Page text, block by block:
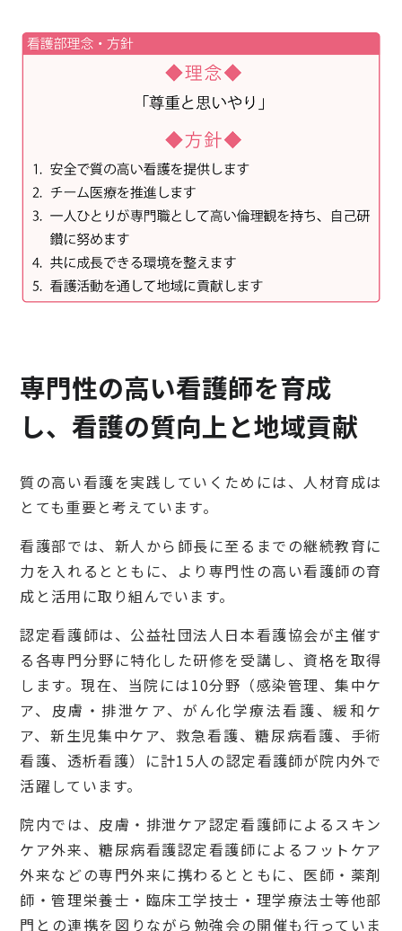
専門性の高い看護師を育成
し、看護の質向上と地域貢献
質の高い看護を実践していくためには、人材育成は
とても重要と考えています。
看護部では、新人から師長に至るまでの継続教育に
力を入れるとともに、より専門性の高い看護師の育
成と活用に取り組んでいます。
認定看護師は、公益社団法人日本看護協会が主催す
る各専門分野に特化した研修を受講し、資格を取得
します。現在、当院には10分野（感染管理、集中ケ
ア、皮膚・排泄ケア、がん化学療法看護、緩和ケ
ア、新生児集中ケア、救急看護、糖尿病看護、手術
看護、透析看護）に計15人の認定看護師が院内外で
活躍しています。
院内では、皮膚・排泄ケア認定看護師によるスキン
ケア外来、糖尿病看護認定看護師によるフットケア
外来などの専門外来に携わるとともに、医師・薬剤
師・管理栄養士・臨床工学技士・理学療法士等他部
門との連携を図りながら勉強会の開催も行っていま